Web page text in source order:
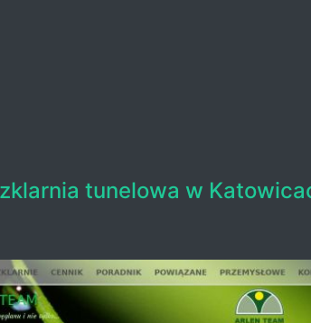
tunelowa w